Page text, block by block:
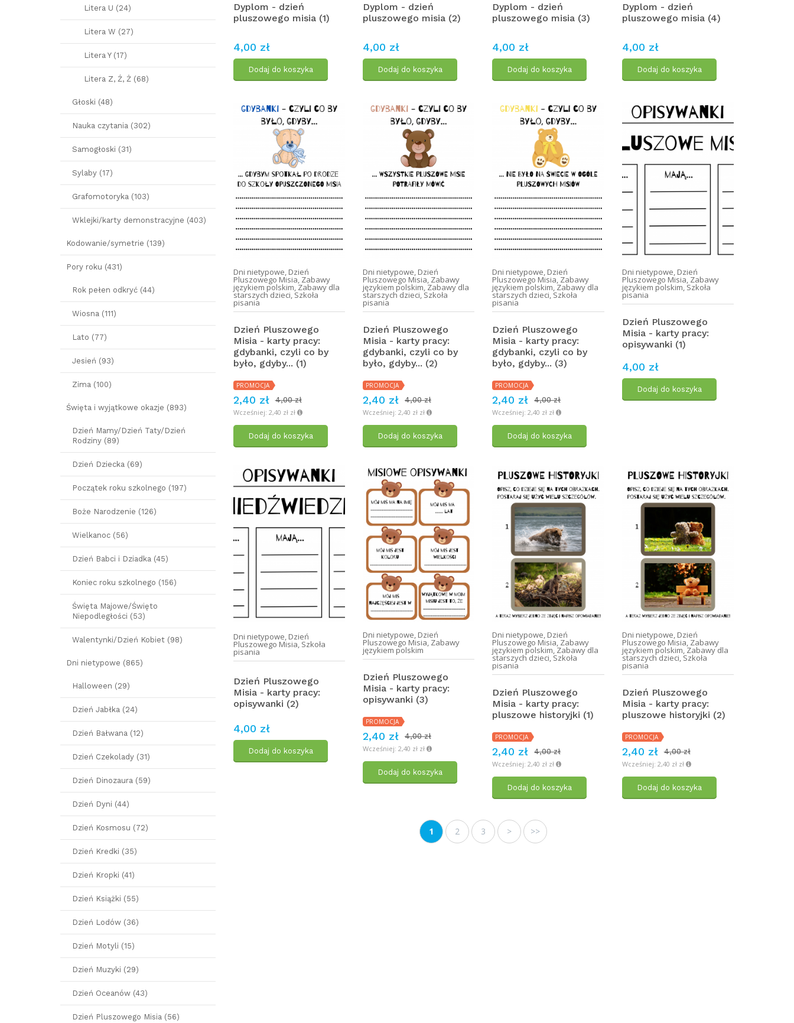
Dyplom - dzień
pluszowego misia (1)
4,00 zł
Dodaj do koszyka
Dyplom - dzień
pluszowego misia (2)
4,00 zł
Dodaj do koszyka
Dyplom - dzień
pluszowego misia (3)
4,00 zł
Dodaj do koszyka
Dyplom - dzień
pluszowego misia (4)
4,00 zł
Dodaj do koszyka
Dni nietypowe, Dzień
Pluszowego Misia, Zabawy
językiem polskim,Zabawy dla
starszych dzieci,Szkoła
pisania
Dzień Pluszowego
Misia - karty pracy:
gdybanki, czyli co by
było, gdyby... (1)
PROMOCJA
2,40 zł
4,00 zł
Wcześniej: 2,40 zł zł
Dodaj do koszyka
Dni nietypowe, Dzień
Pluszowego Misia, Zabawy
językiem polskim,Zabawy dla
starszych dzieci,Szkoła
pisania
Dzień Pluszowego
Misia - karty pracy:
gdybanki, czyli co by
było, gdyby... (2)
PROMOCJA
2,40 zł
4,00 zł
Wcześniej: 2,40 zł zł
Dodaj do koszyka
Dni nietypowe, Dzień
Pluszowego Misia, Zabawy
językiem polskim,Zabawy dla
starszych dzieci,Szkoła
pisania
Dzień Pluszowego
Misia - karty pracy:
gdybanki, czyli co by
było, gdyby... (3)
PROMOCJA
2,40 zł
4,00 zł
Wcześniej: 2,40 zł zł
Dodaj do koszyka
Dni nietypowe, Dzień
Pluszowego Misia, Zabawy
językiem polskim,Szkoła
pisania
Dzień Pluszowego
Misia - karty pracy:
opisywanki (1)
4,00 zł
Dodaj do koszyka
Dni nietypowe Dzień
Pluszowego Misia Szkoła
pisania
Dzień Pluszowego
Misia - karty pracy:
opisywanki (2)
4,00 zł
Dodaj do koszyka
Dni nietypowe, Dzień
Pluszowego Misia, Zabawy
językiem polskim
Dzień Pluszowego
Misia - karty pracy:
opisywanki (3)
PROMOCJA
2,40 zł
4,00 zł
Wcześniej: 2,40 zł zł
Dodaj do koszyka
Dni nietypowe, Dzień
Pluszowego Misia, Zabawy
językiem polskim,Zabawy dla
starszych dzieci,Szkoła
pisania
Dzień Pluszowego
Misia - karty pracy:
pluszowe historyjki (1)
PROMOCJA
2,40 zł
4,00 zł
Wcześniej: 2,40 zł zł
Dodaj do koszyka
Dni nietypowe, Dzień
Pluszowego Misia, Zabawy
językiem polskim,Zabawy dla
starszych dzieci,Szkoła
pisania
Dzień Pluszowego
Misia - karty pracy:
pluszowe historyjki (2)
PROMOCJA
2,40 zł
4,00 zł
Wcześniej: 2,40 zł zł
Dodaj do koszyka
1 2 3 > >>
Litera U (24)
Litera W (27)
Litera Y (17)
Litera Z, Ź, Ż (68)
Głoski (48)
Nauka czytania (302)
Samogłoski (31)
Sylaby (17)
Grafomotoryka (103)
Wklejki/karty demonstracyjne (403)
Kodowanie/symetrie (139)
Pory roku (431)
Rok pełen odkryć (44)
Wiosna (111)
Lato (77)
Jesień (93)
Zima (100)
Święta i wyjątkowe okazje (893)
Dzień Mamy/Dzień Taty/Dzień
Rodziny (89)
Dzień Dziecka (69)
Początek roku szkolnego (197)
Boże Narodzenie (126)
Wielkanoc (56)
Dzień Babci i Dziadka (45)
Koniec roku szkolnego (156)
Święta Majowe/Święto
Niepodległości (53)
Walentynki/Dzień Kobiet (98)
Dni nietypowe (865)
Halloween (29)
Dzień Jabłka (24)
Dzień Bałwana (12)
Dzień Czekolady (31)
Dzień Dinozaura (59)
Dzień Dyni (44)
Dzień Kosmosu (72)
Dzień Kredki (35)
Dzień Kropki (41)
Dzień Książki (55)
Dzień Lodów (36)
Dzień Motyli (15)
Dzień Muzyki (29)
Dzień Oceanów (43)
Dzień Pluszowego Misia (56)